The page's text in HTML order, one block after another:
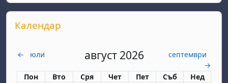
Прескочи Календар
Календар
← юли август 2026
септември
→
Понеделник
Пон вторник
Вто сряда
Сря четвъртък
Чет петък
Пет събота
Съб неделя
Нед